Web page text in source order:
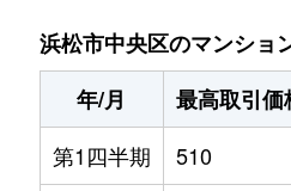
浜松市中央区のマンショ
年/月
最高取引価
第1四半期
510